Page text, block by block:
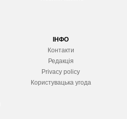
ІНФО
Контакти
Редакція
Privacy policy
Користувацька угода